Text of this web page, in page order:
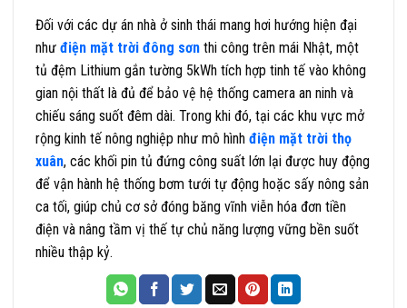
Đối với các dự án nhà ở sinh thái mang hơi hướng hiện đại
như điện mặt trời đông sơn thi công trên mái Nhật, một
tủ đệm Lithium gắn tường 5kWh tích hợp tinh tế vào không
gian nội thất là đủ để bảo vệ hệ thống camera an ninh và
chiếu sáng suốt đêm dài. Trong khi đó, tại các khu vực mở
rộng kinh tế nông nghiệp như mô hình điện mặt trời thọ
xuân, các khối pin tủ đứng công suất lớn lại được huy động
để vận hành hệ thống bơm tưới tự động hoặc sấy nông sản
ca tối, giúp chủ cơ sở đóng băng vĩnh viễn hóa đơn tiền
điện và nâng tầm vị thế tự chủ năng lượng vững bền suốt
nhiều thập kỷ.